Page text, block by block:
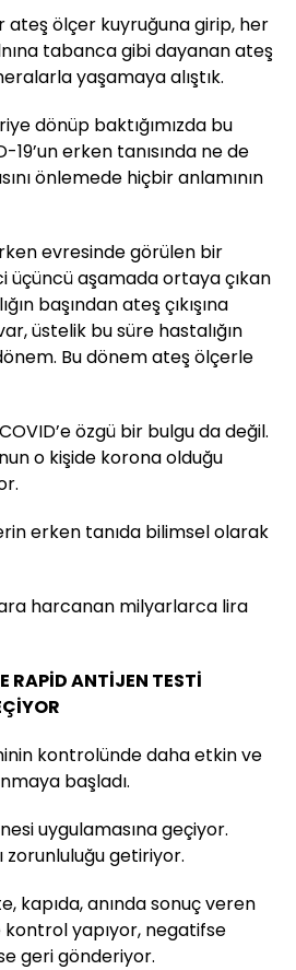
ateş ölçer kuyruğuna girip, her
tabanca gibi dayanan ateş
yaşamaya alıştık.
dönüp baktığımızda bu
erken tanısında ne de
önlemede hiçbir anlamının
evresinde görülen bir
üçüncü aşamada ortaya çıkan
başından ateş çıkışına
üstelik bu süre hastalığın
Bu dönem ateş ölçerle
özgü bir bulgu da değil.
o kişide korona olduğu
erken tanıda bilimsel olarak
harcanan milyarlarca lira
RAPİD ANTİJEN TESTİ
kontrolünde daha etkin ve
başladı.
uygulamasına geçiyor.
zorunluluğu getiriyor.
kapıda, anında sonuç veren
kontrol yapıyor, negatifse
geri gönderiyor.